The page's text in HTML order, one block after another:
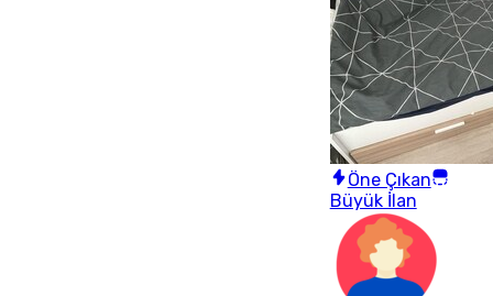
Öne Çıkan
Büyük İlan